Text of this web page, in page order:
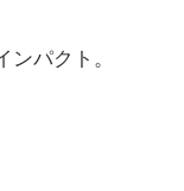
ンパクト。